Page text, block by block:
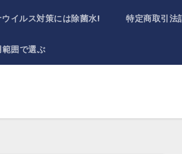
イルス対策には除菌水! 特定商取引法
範囲で選ぶ